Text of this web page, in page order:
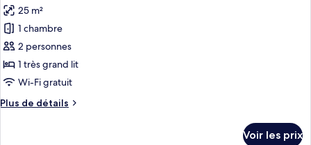
Affaires
photos
pour
ce
type
de
chambre :
Suite
25 m²
1 chambre
2 personnes
1 très grand lit
Wi-Fi gratuit
Plus de détails
Plus
Voir les prix